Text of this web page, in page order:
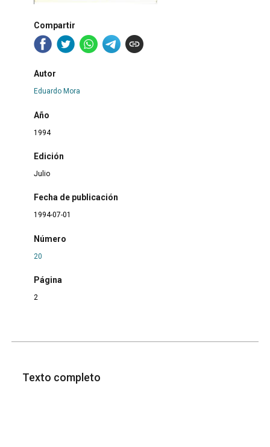
Compartir
Autor
Eduardo Mora
Año
1994
Edición
Julio
Fecha de publicación
1994-07-01
Número
20
Página
2
Texto completo